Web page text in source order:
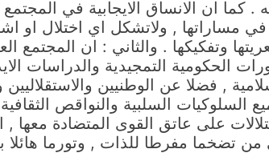
. كما ان الانساق الايجابية في
في مساراتها , ولاتشكل اي اختلال او
وتفكيكها . والثاني : ان
الحكومية التمجيدية والدراسات
, فضلا عن الوطنيين
السلوكيات السلبية والنواقص
على عاتق القوى المتضادة معها ,
من تضخما مفرطا للذات , وتورما